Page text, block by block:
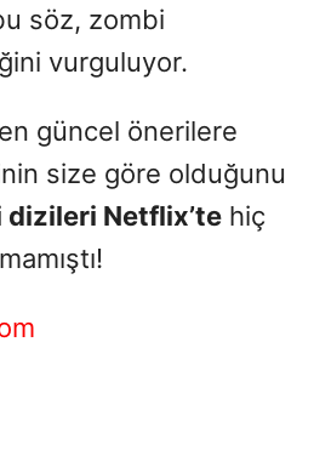
söz, zombi
vurguluyor.
güncel önerilere
size göre olduğunu
dizileri Netflix’te hiç